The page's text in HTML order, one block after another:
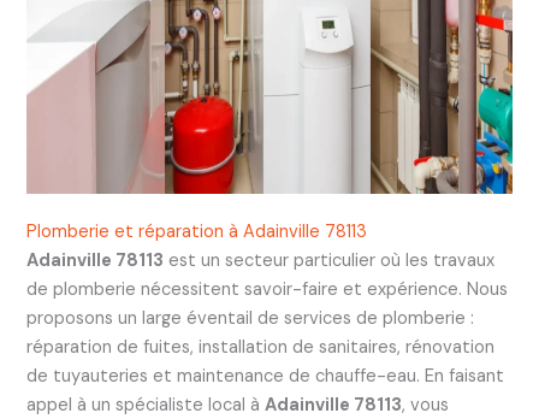
Plomberie et réparation à Adainville 78113
Adainville 78113 est un secteur particulier où les travaux
de plomberie nécessitent savoir-faire et expérience. Nous
proposons un large éventail de services de plomberie :
réparation de fuites, installation de sanitaires, rénovation
de tuyauteries et maintenance de chauffe-eau. En faisant
appel à un spécialiste local à Adainville 78113, vous